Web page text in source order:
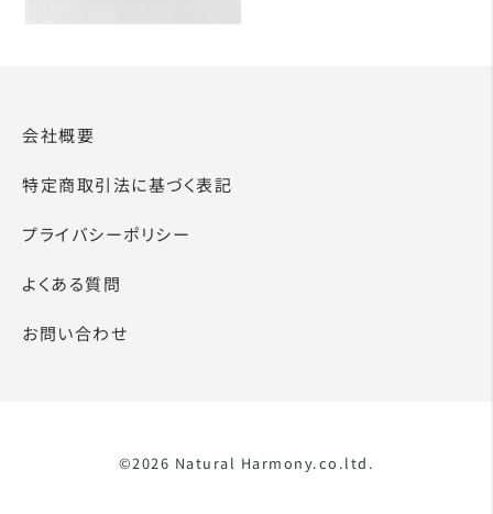
会社概要
特定商取引法に基づく表記
プライバシーポリシー
よくある質問
お問い合わせ
©2026 Natural Harmony.co.ltd.